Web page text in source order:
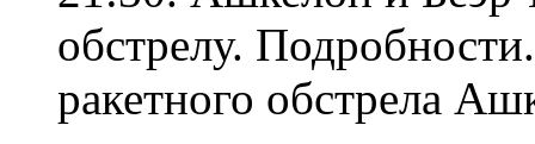
обстрелу.
ракетного обстрела